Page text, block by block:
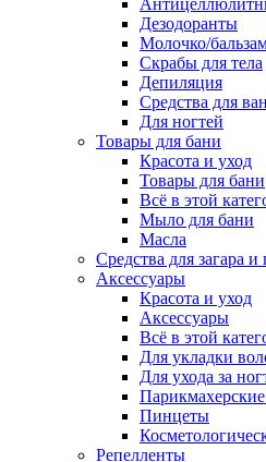
Дезодоранты
Молочко/
Скрабы для тела
Депиляция
Средства для
Для ногтей
Товары для бани
Красота и уход
Товары для бани
Всё в этой
Мыло для бани
Масла
Средства для загара и
Аксессуары
Красота и уход
Аксессуары
Всё в этой
Для укладки
Для ухода за
Пинцеты
Репелленты